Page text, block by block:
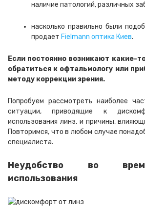
наличие патологий, различных
насколько правильно были
продает Fielmann оптика Киев.
Если постоянно возникают какие-
обратиться к офтальмологу или
методу коррекции зрения.
Попробуем рассмотреть наиболее
ситуации, приводящие к
использования линз, и причины,
Повторимся, что в любом случае
специалиста.
Неудобство во
использования